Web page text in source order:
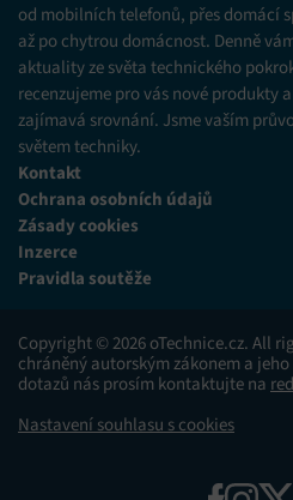
Marketing
Ukládání a/nebo přístup k
omezených údajů k výběru reklam,
personalizovanou reklamu,
personalizované reklamy, Vytváření
personalizovaný obsah, Používání
personalizovaného obsahu, Použití
obsahu.
Funkce
zařízení na základě automaticky
informací.
Zajištění bezpečnosti, předcházení a
voleb ochrany osobních údajů.
od mobilních telefonů, přes domácí
až po chytrou domácnost. Denně
aktuality ze světa technického
recenzujeme pro vás nové produkty
zajímavá srovnání. Jsme vaším
světem techniky.
Kontakt
Ochrana osobních údajů
Zásady cookies
Inzerce
Pravidla soutěže
Copyright © 2026 oTechnice.cz. All
chráněný autorským zákonem a
dotazů nás prosím kontaktujte na
Nastavení souhlasu s cookies